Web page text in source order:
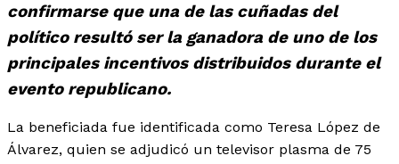
confirmarse que una de las cuñadas del
político resultó ser la ganadora de uno de los
principales incentivos distribuidos durante el
evento republicano.
La beneficiada fue identificada como Teresa López de
Álvarez, quien se adjudicó un televisor plasma de 75